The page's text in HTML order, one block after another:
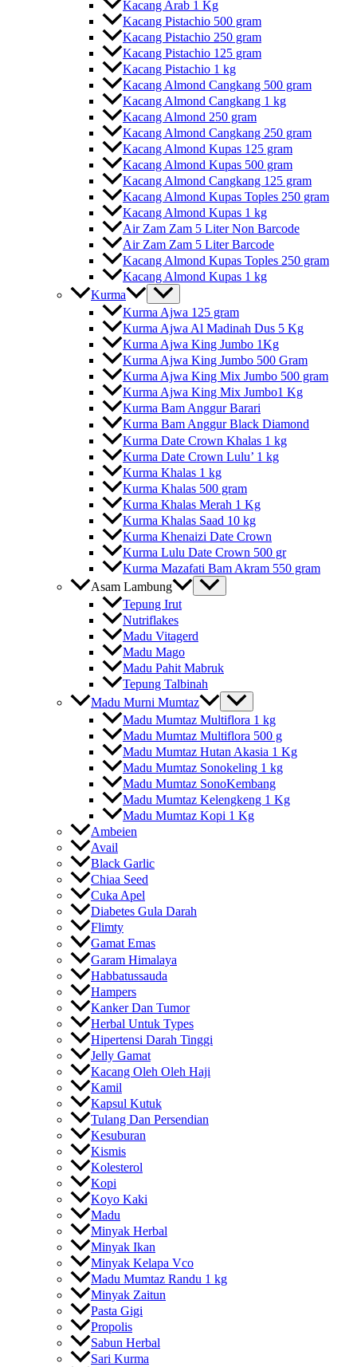
Kacang Arab 1 Kg
Kacang Pistachio 500 gram
Kacang Pistachio 250 gram
Kacang Pistachio 125 gram
Kacang Pistachio 1 kg
Kacang Almond Cangkang 500 gram
Kacang Almond Cangkang 1 kg
Kacang Almond 250 gram
Kacang Almond Cangkang 250 gram
Kacang Almond Kupas 125 gram
Kacang Almond Kupas 500 gram
Kacang Almond Cangkang 125 gram
Kacang Almond Kupas Toples 250 gram
Kacang Almond Kupas 1 kg
Air Zam Zam 5 Liter Non Barcode
Air Zam Zam 5 Liter Barcode
Kacang Almond Kupas Toples 250 gram
Kacang Almond Kupas 1 kg
Kurma
Kurma Ajwa 125 gram
Kurma Ajwa Al Madinah Dus 5 Kg
Kurma Ajwa King Jumbo 1Kg
Kurma Ajwa King Jumbo 500 Gram
Kurma Ajwa King Mix Jumbo 500 gram
Kurma Ajwa King Mix Jumbo1 Kg
Kurma Bam Anggur Barari
Kurma Bam Anggur Black Diamond
Kurma Date Crown Khalas 1 kg
Kurma Date Crown Lulu’ 1 kg
Kurma Khalas 1 kg
Kurma Khalas 500 gram
Kurma Khalas Merah 1 Kg
Kurma Khalas Saad 10 kg
Kurma Khenaizi Date Crown
Kurma Lulu Date Crown 500 gr
Kurma Mazafati Bam Akram 550 gram
Asam Lambung
Tepung Irut
Nutriflakes
Madu Vitagerd
Madu Mago
Madu Pahit Mabruk
Tepung Talbinah
Madu Murni Mumtaz
Madu Mumtaz Multiflora 1 kg
Madu Mumtaz Multiflora 500 g
Madu Mumtaz Hutan Akasia 1 Kg
Madu Mumtaz Sonokeling 1 kg
Madu Mumtaz SonoKembang
Madu Mumtaz Kelengkeng 1 Kg
Madu Mumtaz Kopi 1 Kg
Ambeien
Avail
Black Garlic
Chiaa Seed
Cuka Apel
Diabetes Gula Darah
Flimty
Gamat Emas
Garam Himalaya
Habbatussauda
Hampers
Kanker Dan Tumor
Herbal Untuk Types
Hipertensi Darah Tinggi
Jelly Gamat
Kacang Oleh Oleh Haji
Kamil
Kapsul Kutuk
Tulang Dan Persendian
Kesuburan
Kismis
Kolesterol
Kopi
Koyo Kaki
Madu
Minyak Herbal
Minyak Ikan
Minyak Kelapa Vco
Madu Mumtaz Randu 1 kg
Minyak Zaitun
Pasta Gigi
Propolis
Sabun Herbal
Sari Kurma